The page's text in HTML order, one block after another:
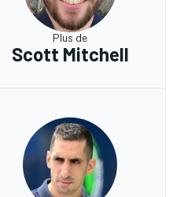
Plus de
Scott Mitchell